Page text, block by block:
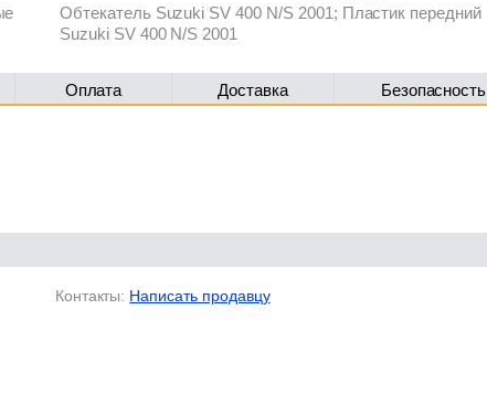
Обтекатель Suzuki SV 400 N/S 2001; Пластик передний
Suzuki SV 400 N/S 2001
Оплата Доставка Безопасность
Контакты: Написать продавцу